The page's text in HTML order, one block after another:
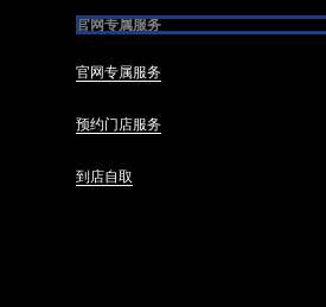
官网专属服务
官网专属服务
预约门店服务
到店自取